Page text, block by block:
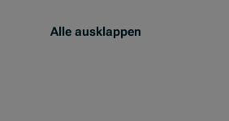
Alle ausklappen